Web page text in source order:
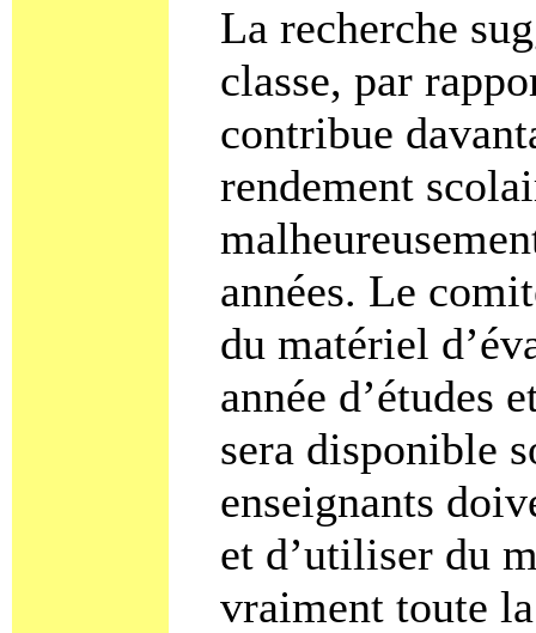
La recherche
classe, par
contribue
rendement
années. Le
du matériel
année d’études
sera disponible
enseignants
et d’utiliser du
vraiment toute